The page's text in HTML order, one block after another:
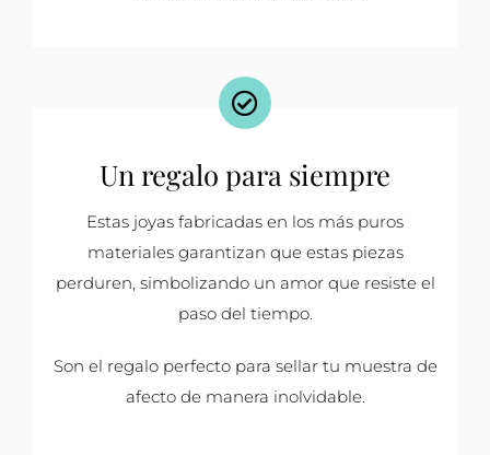
Un regalo para siempre
Estas joyas fabricadas en los más puros
materiales garantizan que estas piezas
perduren, simbolizando un amor que resiste el
paso del tiempo.
Son el regalo perfecto para sellar tu muestra de
afecto de manera inolvidable.